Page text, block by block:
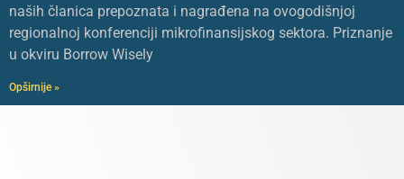
naših članica prepoznata i nagrađena na ovogodišnjoj
regionalnoj konferenciji mikrofinansijskog sektora. Priznanje
u okviru Borrow Wisely
Opširnije »